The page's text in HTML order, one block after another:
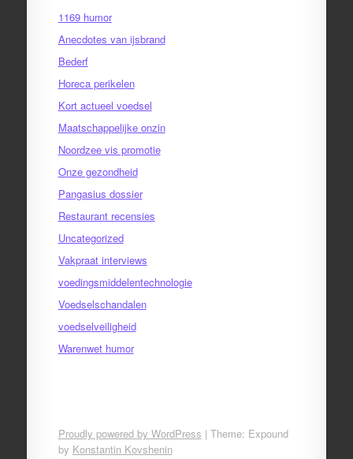
1169 humor
Anecdotes van ijsbrand
Bederf
Horeca perikelen
Kort actueel voedsel
Maatschappelijke onzin
Noordzee vis promotie
Onze gezondheid
Pangasius dossier
Restaurant recensies
Uncategorized
Vakpraat interviews
voedingsmiddelentechnologie
Voedselschandalen
voedselveiligheid
Warenwet humor
Proudly powered by WordPress | Theme: Expound
by Konstantin Kovshenin